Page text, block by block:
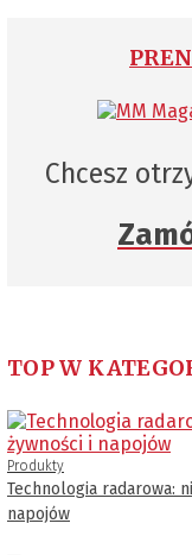
Chcesz
TOP W
Produkty
Technologia radarowa:
napojów